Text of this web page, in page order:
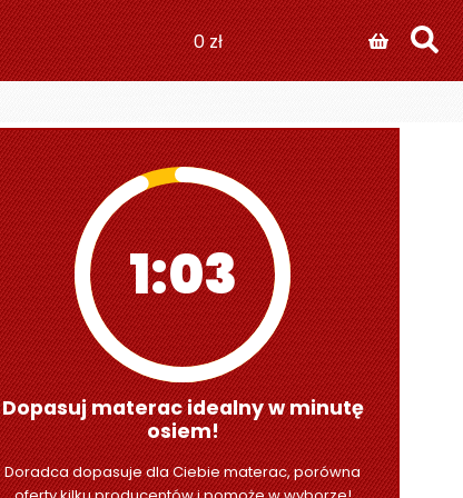
0zł
1:01
Dopasuj materac idealny w minutę
osiem!
Doradca dopasuje dla Ciebie materac, porówna